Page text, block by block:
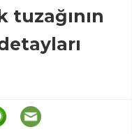
tuzağının